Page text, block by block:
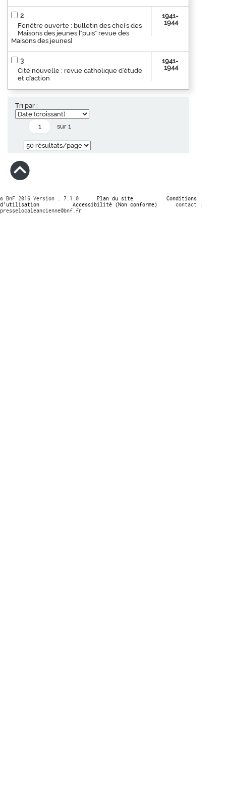
2
Fenêtre ouverte : bulletin des chefs des
Maisons des jeunes ["puis" revue des
Maisons des jeunes]
1941-
1944
3
Cité nouvelle : revue catholique d'étude
et d'action
1941-
1944
Tri par :
sur 1
© BnF 2016 Version : 7.1.0 Plan du site
Conditions
d’utilisation
Accessibilité (Non conforme)
contact :
presselocaleancienne@bnf.fr